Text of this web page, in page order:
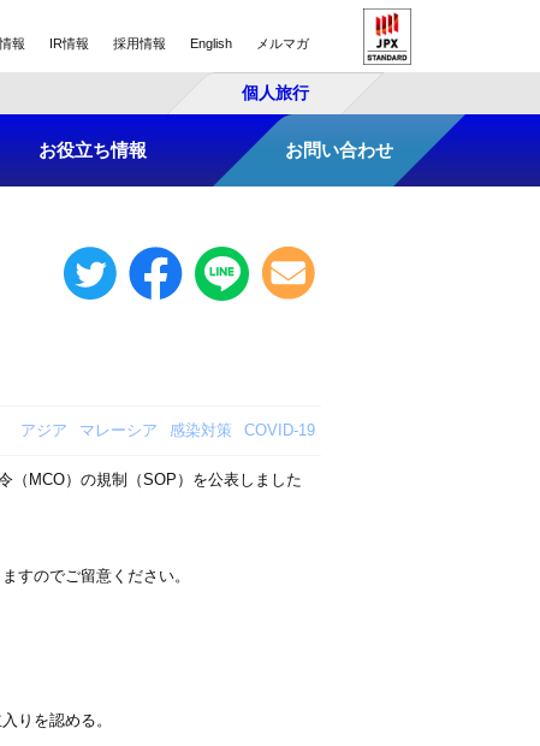
報 IR情報 採用情報 English メルマガ
個人旅行
お役立ち情報 お問い合わせ
アジア マレーシア 感染対策 COVID-19
（MCO）の規制（SOP）を公表しました
すのでご留意ください。
りを認める。